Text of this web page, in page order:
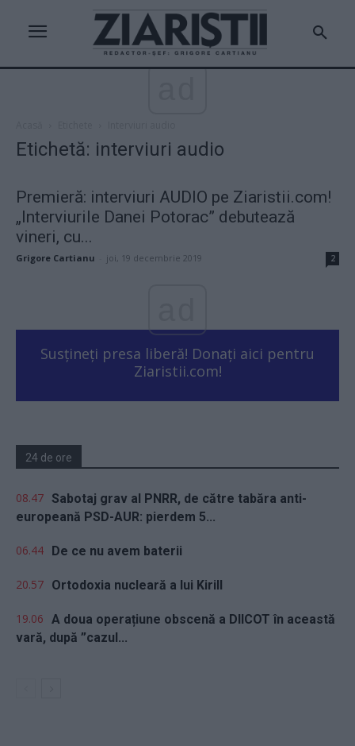
Etichetă: interviuri audio
Premieră: interviuri AUDIO pe Ziaristii.com!
„Interviurile Danei Potorac” debutează
vineri, cu...
Grigore Cartianu joi, 19 decembrie 2019 2
Susțineți presa liberă! Donați aici pentru
Ziaristii.com!
24 de ore
08.47 Sabotaj grav al PNRR, de către tabăra anti-
europeană PSD-AUR: pierdem 5...
06.44 De ce nu avem baterii
20.57 Ortodoxia nucleară a lui Kirill
19.06 A doua operațiune obscenă a DIICOT în această
vară, după ”cazul...